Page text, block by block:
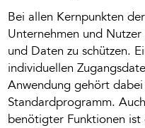
Bei allen Kernpunkten
Unternehmen und
und Daten zu schützen.
individuellen
Anwendung gehört dabei
Standardprogramm.
benötigter Funktionen ist